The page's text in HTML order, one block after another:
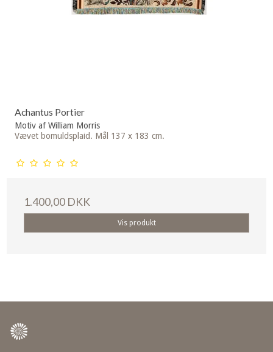
Achantus Portier
Motiv af William Morris
Vævet bomuldsplaid. Mål 137 x 183 cm.
1.400,00 DKK
Vis produkt